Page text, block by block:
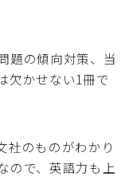
題の傾向対策、当
欠かせない1冊で
社のものがわかり
ので、英語力も上